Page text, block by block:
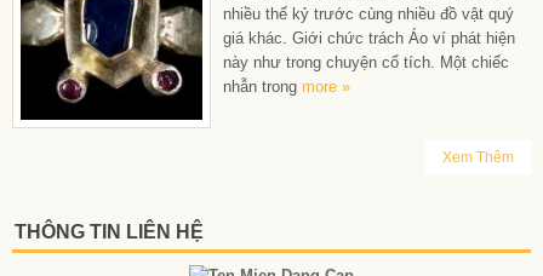
nhiều thế kỷ trước cùng nhiều đồ vật quý
giá khác. Giới chức trách Áo ví phát hiện
này như trong chuyện cổ tích. Một chiếc
nhẫn trong more »
Xem Thêm
THÔNG TIN LIÊN HỆ